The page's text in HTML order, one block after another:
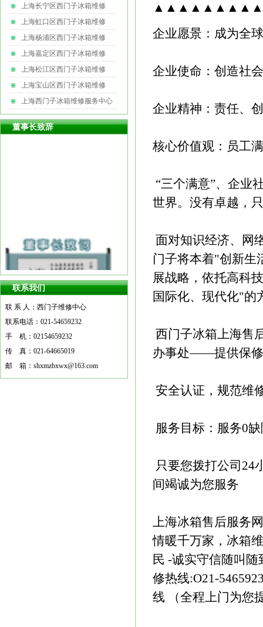
上海长宁区西门子冰箱维修
上海虹口区西门子冰箱维修
上海杨浦区西门子冰箱维修
上海嘉定区西门子冰箱维修
上海松江区西门子冰箱维修
上海宝山区西门子冰箱维修
上海西门子冰箱维修服务中心
董事长致辞
尊敬的各界朋友：首先，欢迎您访问
上海西门子冰箱维修中心，我仅代表
公司全体员工，向关注我们的事业，
鼓励、支持和帮助我们发展的各界朋
友表示衷心的感谢和诚挚的敬
联系我们
联 系 人：西门子维修中心
联系电话：021-54659232
手 机：02154659232
传 真：021-64665019
邮 箱：shxmzbxwx@163.com
企业愿景：成为全
企业使命：创造社
企业精神：责任、
核心价值观：员工
“三个满意”、企业
世界。没有卓越，
面对知识经济、网
门子将本着"创新生
展战略，依托高科
国际化、现代化"的
西门子冰箱上海售
办事处——提供保
安全认证，规范维
服务目标：服务0
只要您拨打公司24
间竭诚为您服务
上海冰箱售后服务
情暖千万家，冰箱
民 -诚实守信随叫
修热线:O21-
线 （全程上门为您